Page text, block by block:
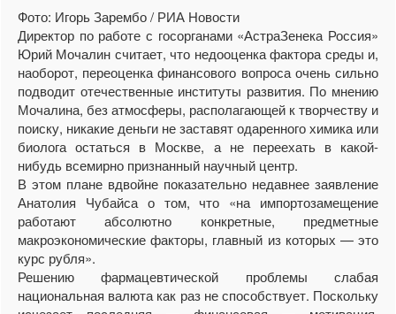
Фото: Игорь Зарембо / РИА Новости
Директор по работе с госорганами «АстраЗенека Россия»
Юрий Мочалин считает, что недооценка фактора среды и,
наоборот, переоценка финансового вопроса очень сильно
подводит отечественные институты развития. По мнению
Мочалина, без атмосферы, располагающей к творчеству и
поиску, никакие деньги не заставят одаренного химика или
биолога остаться в Москве, а не переехать в какой-
нибудь всемирно признанный научный центр.
В этом плане вдвойне показательно недавнее заявление
Анатолия Чубайса о том, что «на импортозамещение
работают абсолютно конкретные, предметные
макроэкономические факторы, главный из которых — это
курс рубля».
Решению фармацевтической проблемы слабая
национальная валюта как раз не способствует. Поскольку